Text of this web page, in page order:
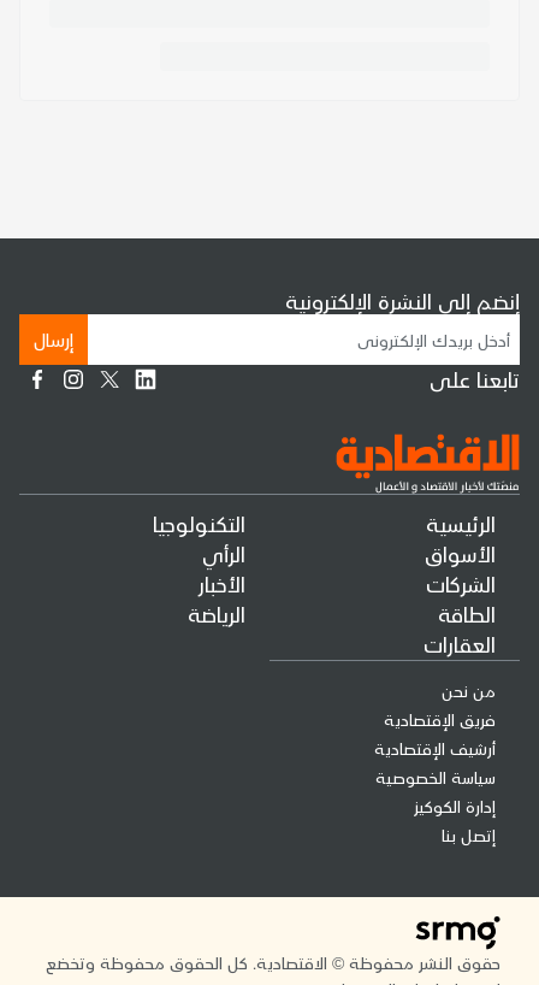
الرئيسية
الأسواق
الشركات
الطاقة
العقارات
التكنولوجيا
الرأي
الأخبار
الرياضة
من نحن
فريق الإقتصادية
أرشيف الإقتصادية
سياسة الخصوصية
إدارة الكوكيز
إتصل بنا
إنضم إلى النشرة الإلكترونية
إرسال
تابعنا على
حقوق النشر محفوظة © الاقتصادية. كل الحقوق محفوظة وتخضع